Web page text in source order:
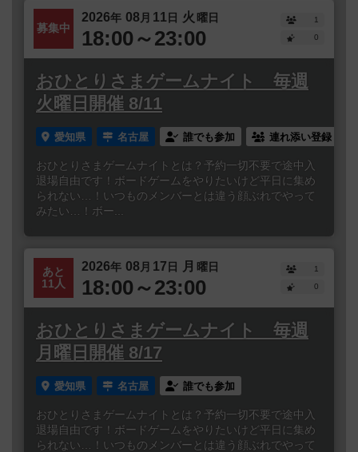
募集中
2026年 08 月 11日 火 曜日
18:00～23:00
1
0
おひとりさまゲームナイト 毎週
火曜日開催 8/11
愛知県 名古屋 誰でも参加 連れ添い登録
おひとりさまゲームナイトとは？予約一切不要で途中入
退場自由です！ボードゲームをやりたいけど平日に集め
られない…！いつものメンバーとは違う顔ぶれでやって
みたい…！ボー...
あと
11人
2026年 08 月 17日 月 曜日
18:00～23:00
1
0
おひとりさまゲームナイト 毎週
月曜日開催 8/17
愛知県 名古屋 誰でも参加
おひとりさまゲームナイトとは？予約一切不要で途中入
退場自由です！ボードゲームをやりたいけど平日に集め
られない…！いつものメンバーとは違う顔ぶれでやって